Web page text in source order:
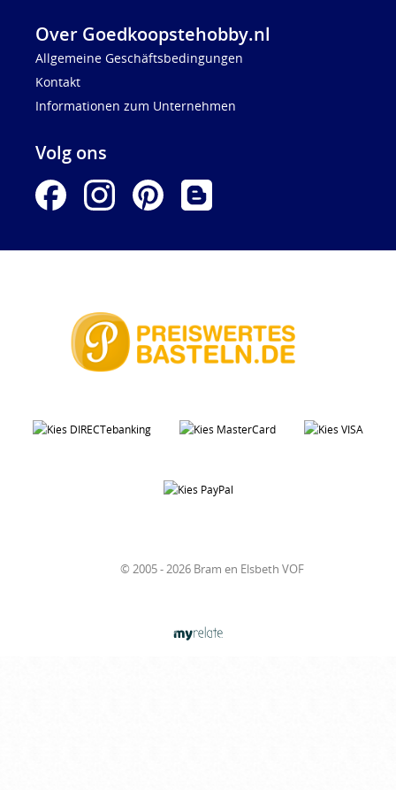
Over Goedkoopstehobby.nl
Allgemeine Geschäftsbedingungen
Kontakt
Informationen zum Unternehmen
Volg ons
© 2005 - 2026 Bram en Elsbeth VOF